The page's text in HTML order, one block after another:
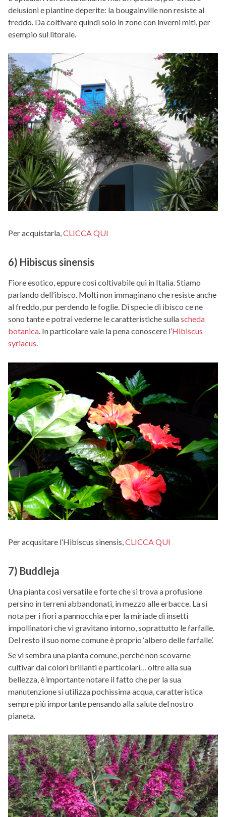
delusioni e piantine deperite: la bougainville non resiste al
freddo. Da coltivare quindi solo in zone con inverni miti, per
esempio sul litorale.
Per acquistarla,CLICCA QUI
6) Hibiscus sinensis
Fiore esotico, eppure così coltivabile qui in Italia. Stiamo
parlando dell’ibisco. Molti non immaginano che resiste anche
al freddo, pur perdendo le foglie. Di specie di ibisco ce ne
sono tante e potrai vederne le caratteristiche sullascheda
botanica. In particolare vale la pena conoscere l’Hibiscus
syriacus.
Per acqusitare l’Hibiscus sinensis,CLICCA QUI
7) Buddleja
Una pianta così versatile e forte che si trova a profusione
persino in terreni abbandonati, in mezzo alle erbacce. La si
nota per i fiori a pannocchia e per la miriade di insetti
impollinatori che vi gravitano intorno, soprattutto le farfalle.
Del resto il suo nome comune è proprio ‘albero delle farfalle’.
Se vi sembra una pianta comune, perché non scovarne
cultivar dai colori brillanti e particolari… oltre alla sua
bellezza, è importante notare il fatto che per la sua
manutenzione si utilizza pochissima acqua, caratteristica
sempre più importante pensando alla salute del nostro
pianeta.